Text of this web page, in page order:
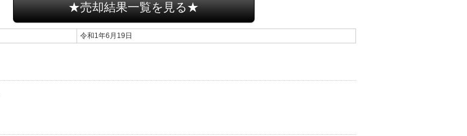
★売却結果一覧を見る★
令和1年6月19日